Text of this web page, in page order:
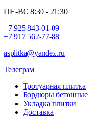
ПН-ВС 8:30 - 21:30
+7 925 843-01-09
+7 917 562-77-88
asplitka@yandex.ru
Телеграм
Тротуарная плитка
Бордюры бетонные
Укладка плитки
Доставка